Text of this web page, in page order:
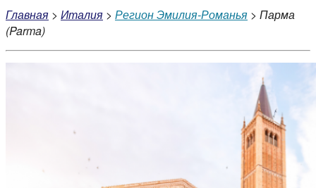
Главная > Италия > Регион Эмилия-Романья > Парма
(Parma)